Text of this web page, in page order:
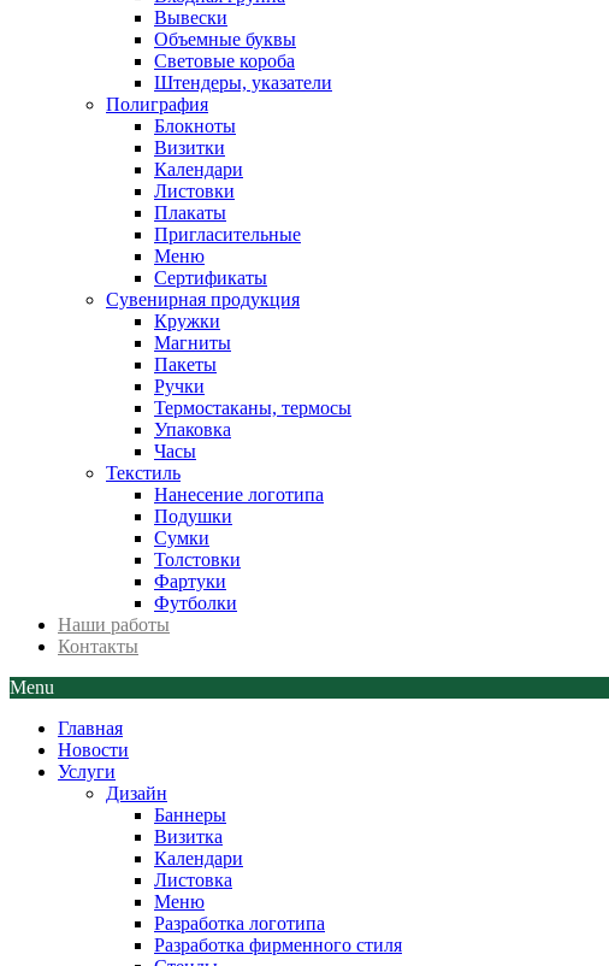
Вывески
Объемные буквы
Световые короба
Штендеры, указатели
Полиграфия
Блокноты
Визитки
Календари
Листовки
Плакаты
Пригласительные
Меню
Сертификаты
Сувенирная продукция
Кружки
Магниты
Пакеты
Ручки
Термостаканы, термосы
Упаковка
Часы
Текстиль
Нанесение логотипа
Подушки
Сумки
Толстовки
Фартуки
Футболки
Наши работы
Контакты
Menu
Главная
Новости
Услуги
Дизайн
Баннеры
Визитка
Календари
Листовка
Меню
Разработка логотипа
Разработка фирменного стиля